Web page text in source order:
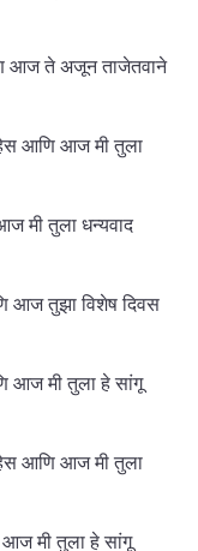
आज ते अजून ताजेतवाने
आणि आज मी तुला
मी तुला धन्यवाद
आज तुझा विशेष दिवस
आज मी तुला हे सांगू
आणि आज मी तुला
मी तुला हे सांगू